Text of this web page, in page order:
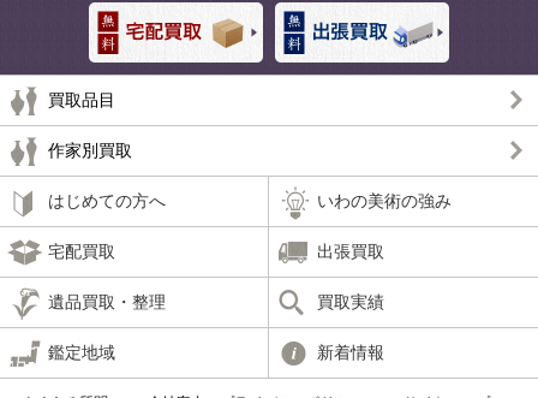
買取品目
作家別買取
はじめての方へ いわの美術の強み
宅配買取 出張買取
遺品買取・整理 買取実績
鑑定地域 新着情報